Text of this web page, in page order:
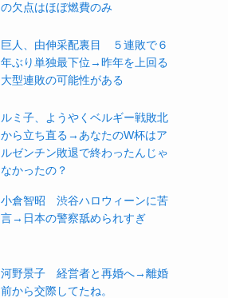
の欠点はほぼ燃費のみ
巨人、由伸采配裏目 ５連敗で６
年ぶり単独最下位→昨年を上回る
大型連敗の可能性がある
ルミ子、ようやくベルギー戦敗北
から立ち直る→あなたのW杯はア
ルゼンチン敗退で終わったんじゃ
なかったの？
小倉智昭 渋谷ハロウィーンに苦
言→日本の警察舐められすぎ
河野景子 経営者と再婚へ→離婚
前から交際してたね。